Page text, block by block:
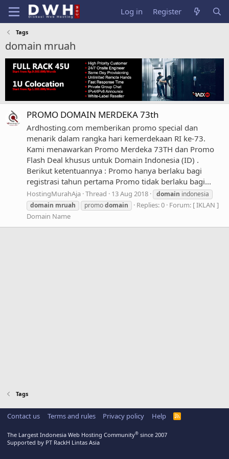
Log in Register
Tags
domain mruah
PROMO DOMAIN MERDEKA 73th
Ardhosting.com memberikan promo special dan
menarik dalam rangka hari kemerdekaan RI ke-73.
Kami menawarkan Promo Merdeka 73TH dan Promo
Flash Deal khusus untuk Domain Indonesia (ID) .
Berikut ketentuannya : Promo hanya berlaku bagi
registrasi tahun pertama Promo tidak berlaku bagi...
HostingMurahAja Thread 13 Aug 2018 domain indonesia
domain mruah promodomain Replies: 0 Forum: [ IKLAN ]
Domain Name
Tags
Contact us Terms and rules Privacy policy Help
R
The Largest Indonesia Web Hosting Community® since 2007
Supported by PT RackH Lintas Asia